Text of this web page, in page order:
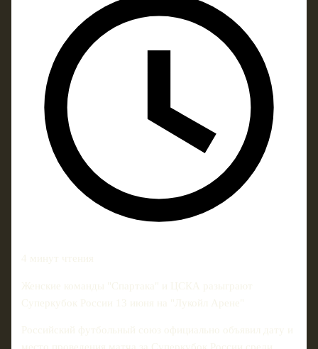
4 минут чтения
Женские команды "Спартака" и ЦСКА разыграют
Суперкубок России 13 июня на "Лукойл Арене"
Российский футбольный союз официально объявил дату и